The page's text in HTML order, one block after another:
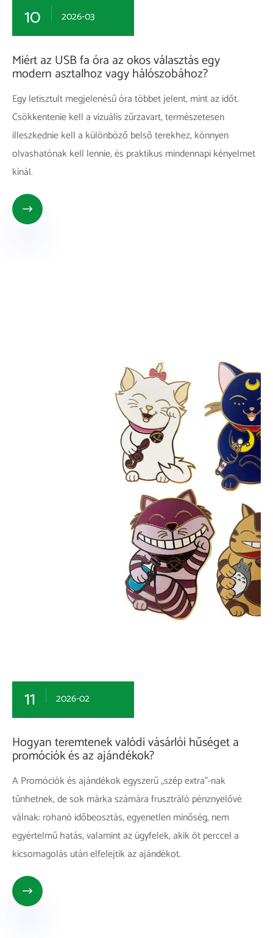
10 2026-03
Miért az USB fa óra az okos választás egy
modern asztalhoz vagy hálószobához?
Egy letisztult megjelenésű óra többet jelent, mint az időt.
Csökkentenie kell a vizuális zűrzavart, természetesen
illeszkednie kell a különböző belső terekhez, könnyen
olvashatónak kell lennie, és praktikus mindennapi kényelmet
kínál.

11 2026-02
Hogyan teremtenek valódi vásárlói hűséget a
promóciók és az ajándékok?
A Promóciók és ajándékok egyszerű „szép extra”-nak
tűnhetnek, de sok márka számára frusztráló pénznyelővé
válnak: rohanó időbeosztás, egyenetlen minőség, nem
egyértelmű hatás, valamint az ügyfelek, akik öt perccel a
kicsomagolás után elfelejtik az ajándékot.
